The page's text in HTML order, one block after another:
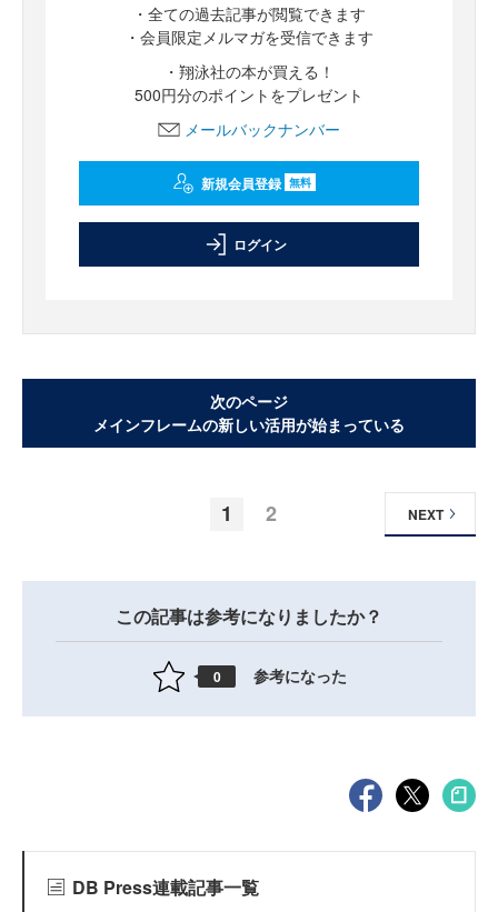
・全ての過去記事が閲覧できます
・会員限定メルマガを受信できます
・翔泳社の本が買える！
500円分のポイントをプレゼント
メールバックナンバー
新規会員登録 無料
ログイン
次のページ
メインフレームの新しい活用が始まっている
1 2 NEXT
この記事は参考になりましたか？
0 参考になった
DB Press連載記事一覧